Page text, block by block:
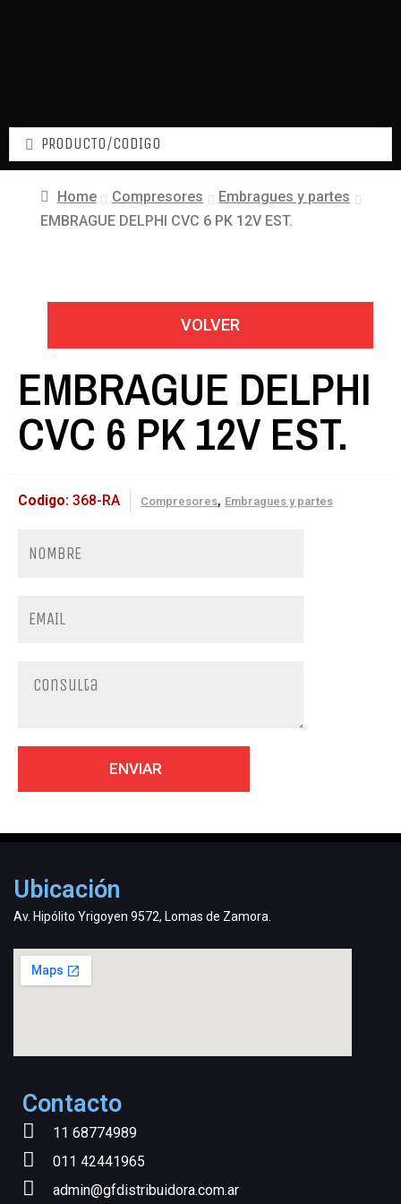
Home Compresores
Embragues y partes
EMBRAGUE DELPHI CVC 6 PK 12V EST.
VOLVER
EMBRAGUE DELPHI
CVC 6 PK 12V EST.
Codigo: 368-RA Compresores, Embragues y partes
Ubicación
Av. Hipólito Yrigoyen 9572, Lomas de Zamora.
Contacto
11 68774989
011 42441965
admin@gfdistribuidora.com.ar